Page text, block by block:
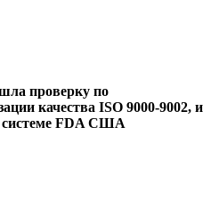
проверку по
качества ISO 9000-9002, и
системе FDA США